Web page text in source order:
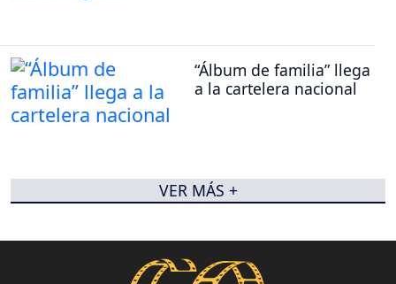
“Álbum de familia” llega
a la cartelera nacional
VER MÁS +